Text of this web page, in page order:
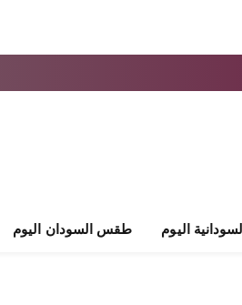
اليوم طقس السودان اليوم